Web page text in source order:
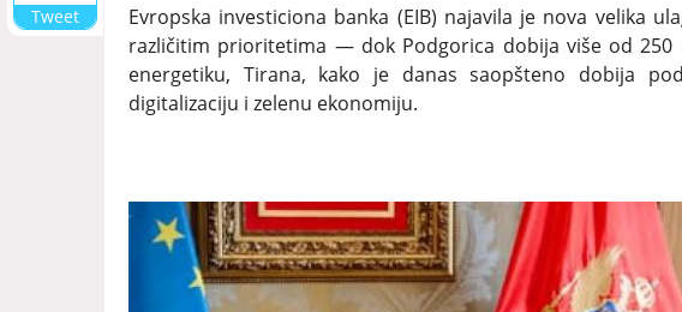
Tweet
Evropska investiciona banka (EIB) najavila je nova velika
različitim prioritetima — dok Podgorica dobija više od 250
energetiku, Tirana, kako je danas saopšteno dobija
digitalizaciju i zelenu ekonomiju.